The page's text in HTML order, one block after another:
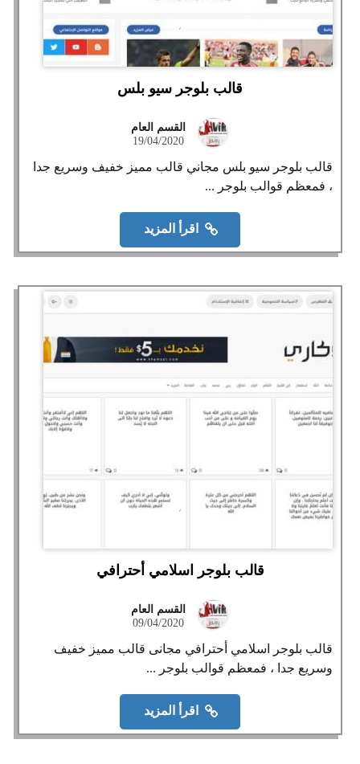
قالب بلوجر سيو بلس
القسم العام
19/04/2020
قالب بلوجر سيو بلس مجاني قالب مميز خفيف وسريع جدا
، فمعظم قوالب بلوجر ...
اقرأ المزيد
قالب بلوجر اسلامي أحترافي
القسم العام
09/04/2020
قالب بلوجر اسلامي أحترافي مجانى قالب مميز خفيف
وسريع جدا ، فمعظم قوالب بلوجر ...
اقرأ المزيد